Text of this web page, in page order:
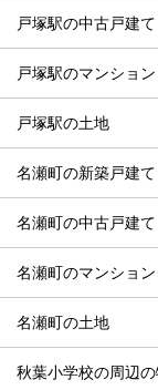
戸塚駅の中古戸建て
戸塚駅のマンション
戸塚駅の土地
名瀬町の新築戸建て
名瀬町の中古戸建て
名瀬町のマンション
名瀬町の土地
秋葉小学校の周辺